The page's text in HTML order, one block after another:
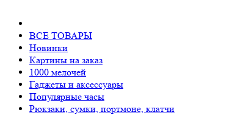
ВСЕ ТОВАРЫ
Новинки
Картины на заказ
1000 мелочей
Гаджеты и аксессуары
Популярные часы
Рюкзаки, сумки, портмоне, клатчи